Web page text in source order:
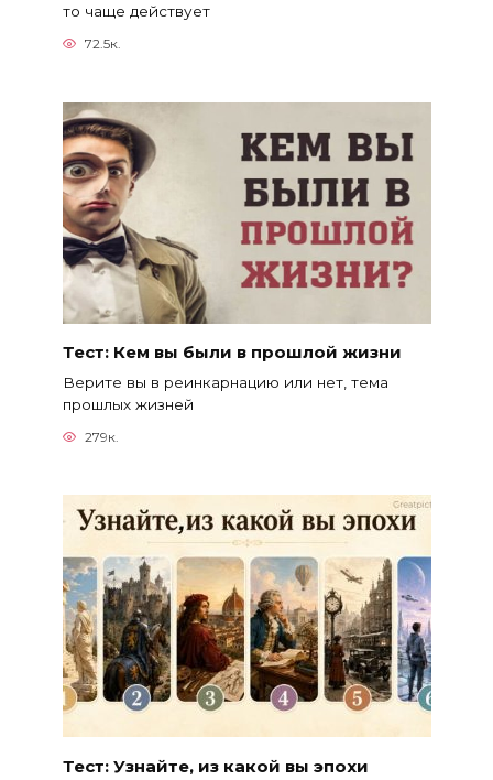
то чаще действует
72.5к.
Тест: Кем вы были в прошлой жизни
Верите вы в реинкарнацию или нет, тема
прошлых жизней
279к.
Тест: Узнайте, из какой вы эпохи